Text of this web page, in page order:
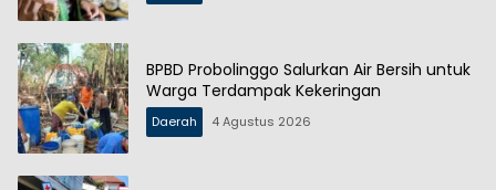
BPBD Probolinggo Salurkan Air Bersih untuk
Warga Terdampak Kekeringan
Daerah 4 Agustus 2026